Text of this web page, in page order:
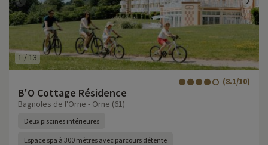
1/13
B'O Cottage Résidence
(8.1/10)
Bagnoles de l'Orne - Orne (61)
Deux piscines intérieures
Espace spa à 300 mètres avec parcours détente